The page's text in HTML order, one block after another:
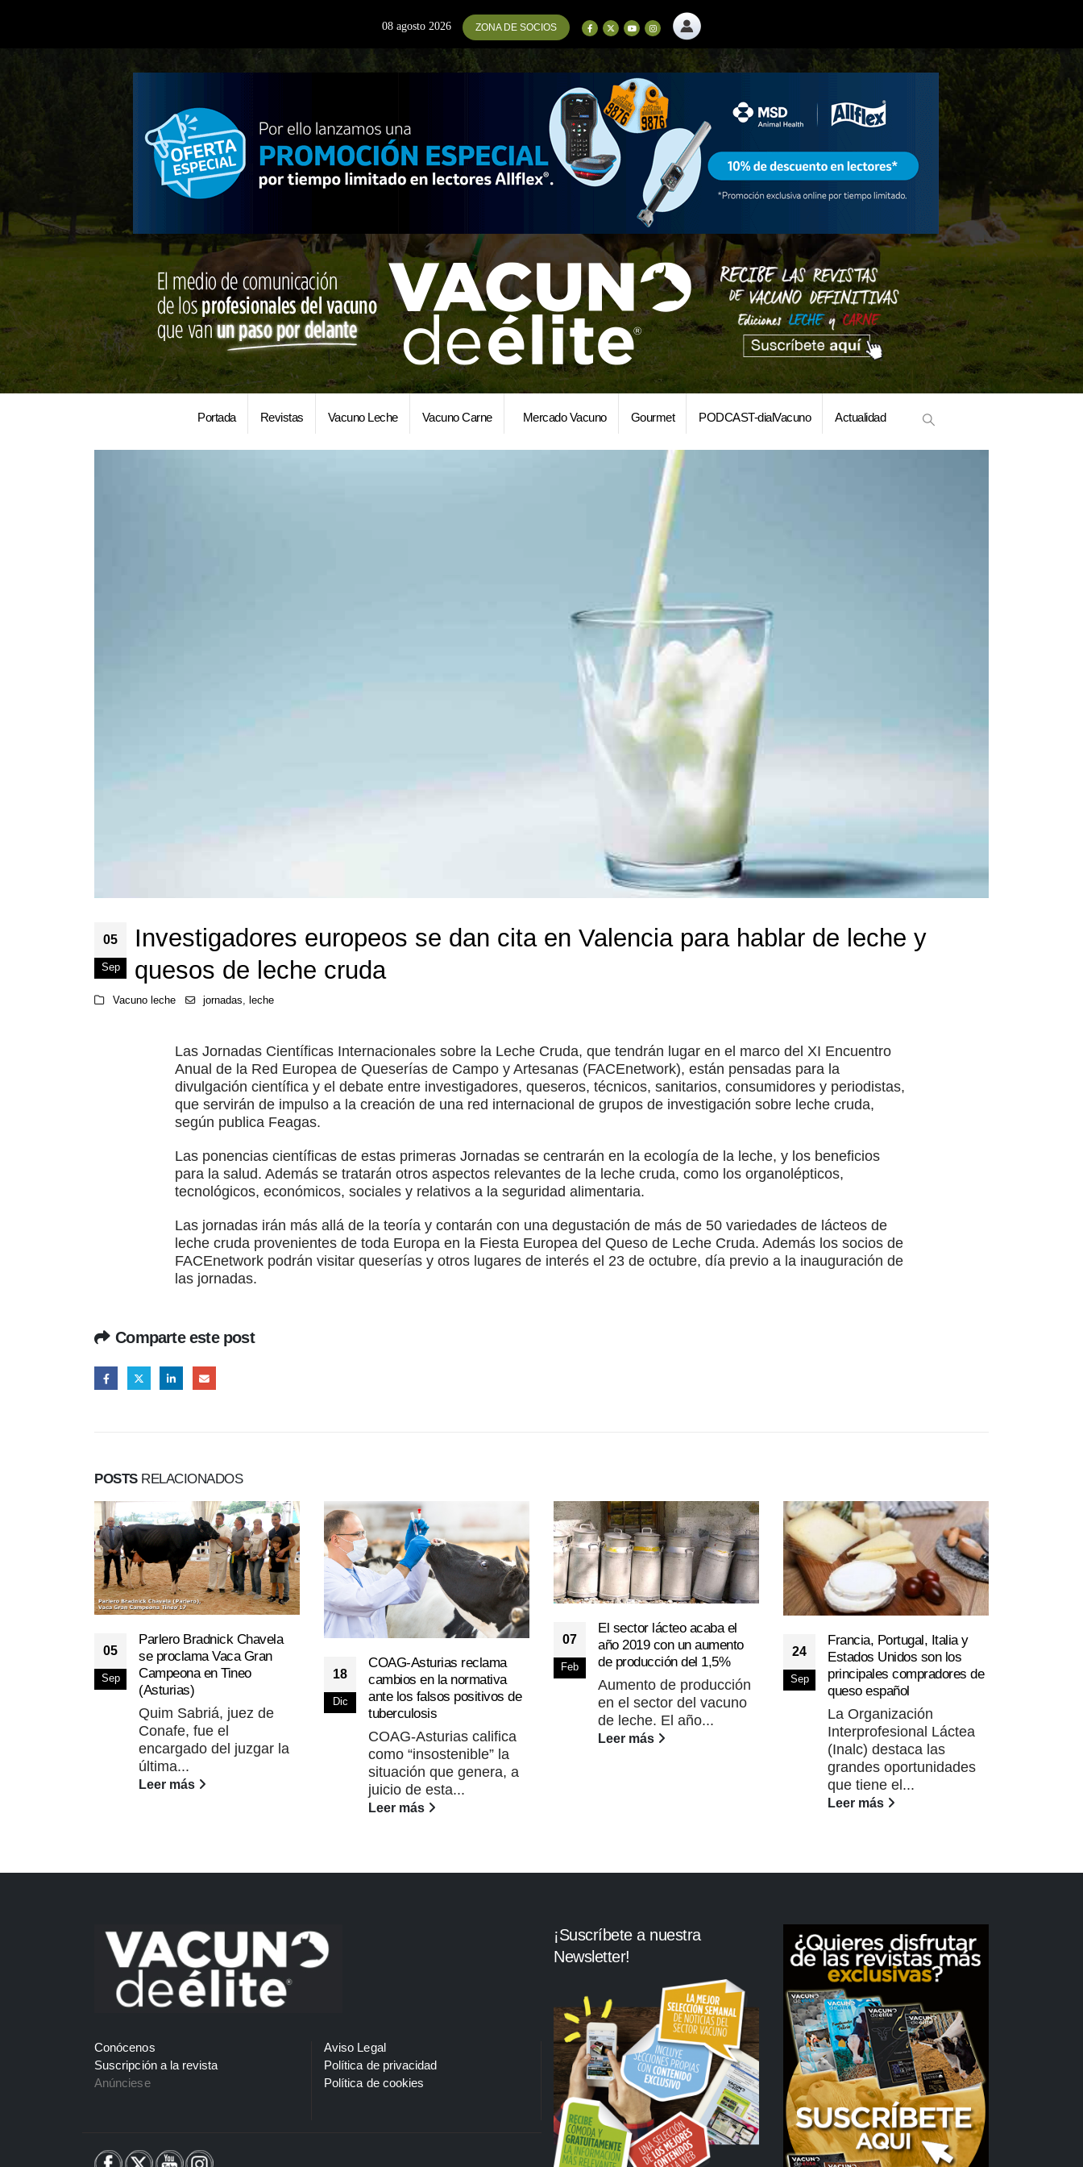
08 agosto 2026 ZONA DE SOCIOS
Portada Revistas Vacuno Leche Vacuno Carne Mercado Vacuno Gourmet PODCAST-dialVacuno Actualidad
05
Sep
Investigadores europeos se dan cita en Valencia para hablar de leche y
quesos de leche cruda
Vacuno leche jornadas, leche
Las Jornadas Científicas Internacionales sobre la Leche Cruda, que tendrán lugar en el marco del XI Encuentro
Anual de la Red Europea de Queserías de Campo y Artesanas (FACEnetwork), están pensadas para la
divulgación científica y el debate entre investigadores, queseros, técnicos, sanitarios, consumidores y periodistas,
que servirán de impulso a la creación de una red internacional de grupos de investigación sobre leche cruda,
según publica Feagas.
Las ponencias científicas de estas primeras Jornadas se centrarán en la ecología de la leche, y los beneficios
para la salud. Además se tratarán otros aspectos relevantes de la leche cruda, como los organolépticos,
tecnológicos, económicos, sociales y relativos a la seguridad alimentaria.
Las jornadas irán más allá de la teoría y contarán con una degustación de más de 50 variedades de lácteos de
leche cruda provenientes de toda Europa en la Fiesta Europea del Queso de Leche Cruda. Además los socios de
FACEnetwork podrán visitar queserías y otros lugares de interés el 23 de octubre, día previo a la inauguración de
las jornadas.
Comparte este post
POSTSRELACIONADOS
05
Sep
Parlero Bradnick Chavela
se proclama Vaca Gran
Campeona en Tineo
(Asturias)
Quim Sabriá, juez de
Conafe, fue el
encargado del juzgar la
última...
Leer más
18
Dic
COAG-Asturias reclama
cambios en la normativa
ante los falsos positivos de
tuberculosis
COAG-Asturias califica
como “insostenible” la
situación que genera, a
juicio de esta...
Leer más
07
Feb
El sector lácteo acaba el
año 2019 con un aumento
de producción del 1,5%
Aumento de producción
en el sector del vacuno
de leche. El año...
Leer más
24
Sep
Francia, Portugal, Italia y
Estados Unidos son los
principales compradores de
queso español
La Organización
Interprofesional Láctea
(Inalc) destaca las
grandes oportunidades
que tiene el...
Leer más
Conócenos
Suscripción a la revista
Anúnciese
Aviso Legal
Política de privacidad
Política de cookies
¡Suscríbete a nuestra
Newsletter!